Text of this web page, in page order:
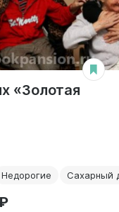
«Золотая
Недорогие Сахарный